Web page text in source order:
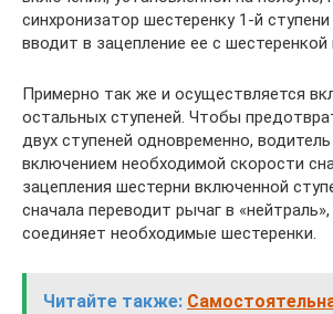
синхронизатор шестеренку 1-й
вводит в зацепление ее с шестеренкой
Примерно так же и осуществляется
остальных ступеней. Чтобы
двух ступеней одновременно,
включением необходимой скорости
зацепления шестерни включенной
сначала переводит рычаг в
соединяет необходимые шестеренки.
Читайте также: